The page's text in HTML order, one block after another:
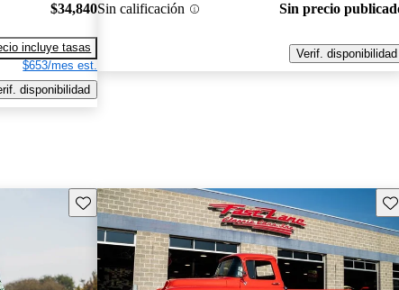
$34,840
incluye tasas
$653/mes est.
disponibilidad
Sin calificación Sin precio
Verif. disponibilidad
Guarda este Aviso